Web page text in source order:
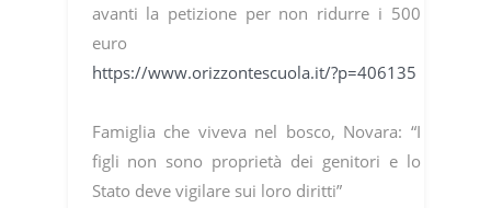
avanti la petizione per non ridurre i 500
euro
https://www.orizzontescuola.it/?p=406135
Famiglia che viveva nel bosco, Novara: “I
figli non sono proprietà dei genitori e lo
Stato deve vigilare sui loro diritti”